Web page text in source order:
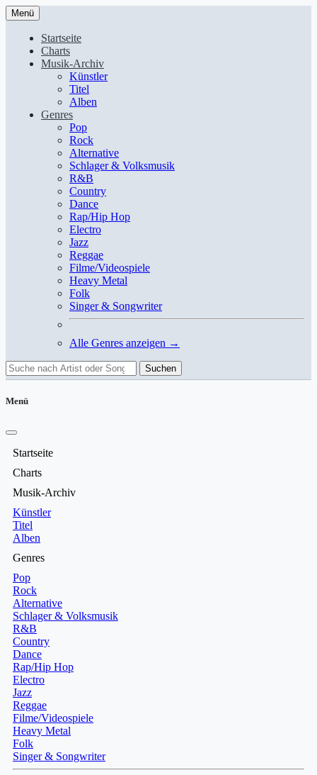
Menü
Startseite
Charts
Musik-Archiv
Künstler
Titel
Alben
Genres
Pop
Rock
Alternative
Schlager & Volksmusik
R&B
Country
Dance
Rap/Hip Hop
Electro
Jazz
Reggae
Filme/Videospiele
Heavy Metal
Folk
Singer & Songwriter
Alle Genres anzeigen →
Suchen
Menü
Startseite
Charts
Musik-Archiv
Künstler
Titel
Alben
Genres
Pop
Rock
Alternative
Schlager & Volksmusik
R&B
Country
Dance
Rap/Hip Hop
Electro
Jazz
Reggae
Filme/Videospiele
Heavy Metal
Folk
Singer & Songwriter